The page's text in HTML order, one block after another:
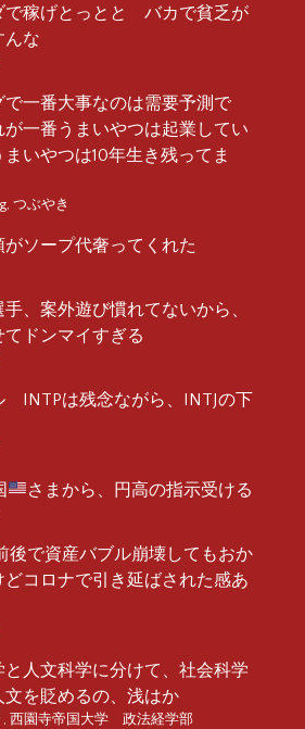
で稼げとっとと バカで貧乏が
んな
で一番大事なのは需要予測で
一番うまいやつは起業してい
いやつは10年生き残ってま
つぶやき
がソープ代奢ってくれた
、案外遊び慣れてないから、
ドンマイすぎる
INTPは残念ながら、INTJの下
さまから、円高の指示受ける
後で資産バブル崩壊してもおか
どコロナで引き延ばされた感あ
人文科学に分けて、社会科学
文を貶めるの、浅はか
西園寺帝国大学 政法経学部